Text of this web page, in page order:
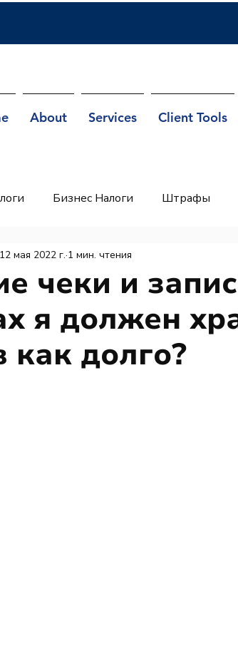
About Services Client Tools
Бизнес Налоги Штрафы
ITIN
чеки и
я должен
как долго?
12 мая 2022 г. 1 мин. чтения